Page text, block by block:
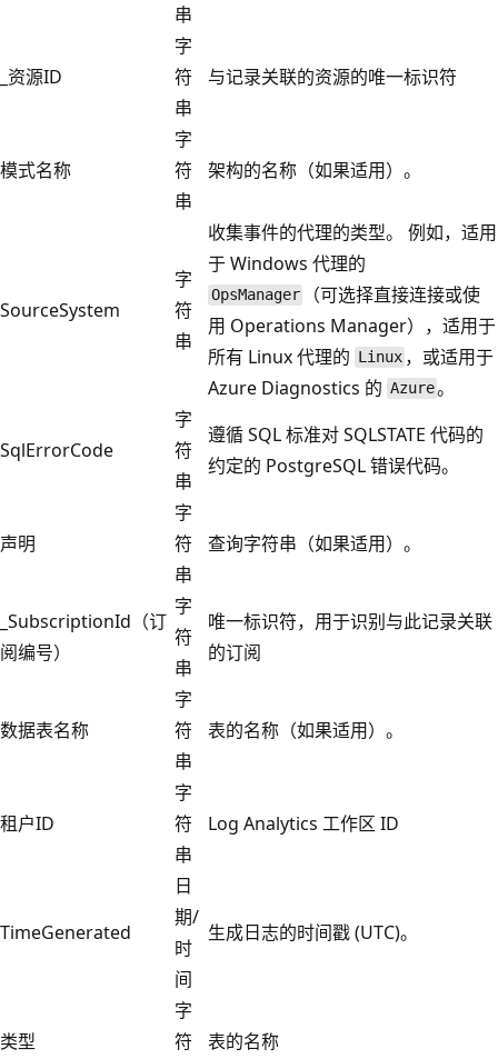
串
_资源ID
字
符
串
与记录关联的资源的唯一标识符
模式名称
字
符
串
架构的名称（如果适用）。
SourceSystem
字
符
串
收集事件的代理的类型。 例如，适用
于 Windows 代理的
OpsManager
（可选择直接连接或使
用 Operations Manager），适用于
所有 Linux 代理的 Linux ，或适用于
Azure Diagnostics 的 Azure。
SqlErrorCode
字
符
串
遵循 SQL 标准对 SQLSTATE 代码的
约定的 PostgreSQL 错误代码。
声明
字
符
串
查询字符串（如果适用）。
_SubscriptionId（订
阅编号）
字
符
串
唯一标识符，用于识别与此记录关联
的订阅
数据表名称
字
符
串
表的名称（如果适用）。
租户ID
字
符
串
Log Analytics 工作区 ID
TimeGenerated
日
期/
时
间
生成日志的时间戳 (UTC)。
类型
字
符
表的名称